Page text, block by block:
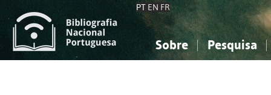
PT EN FR
Sobre Pesquisa